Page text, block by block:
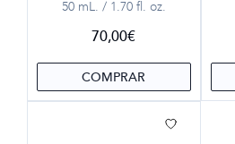
50 mL. / 1.70 fl. oz.
70,00€
COMPRAR